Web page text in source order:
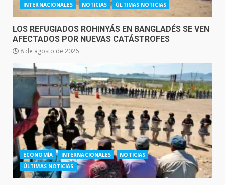
INTERNACIONALES NOTICIAS ÚLTIMAS NOTICIAS
LOS REFUGIADOS ROHINYÁS EN BANGLADÉS SE VEN
AFECTADOS POR NUEVAS CATÁSTROFES
8 de agosto de 2026
ECONOMÍA INTERNACIONALES
NOTICIAS
ÚLTIMAS NOTICIAS